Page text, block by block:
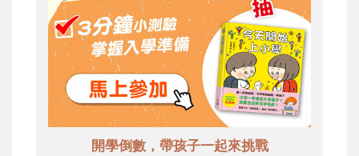
開學倒數，帶孩子一起來挑戰